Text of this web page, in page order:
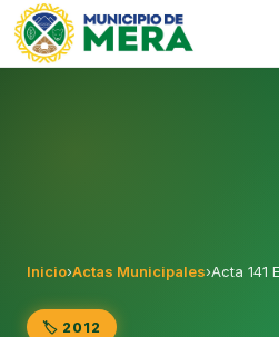
Gobierno Autónomo
Inicio›Actas Municipales›Acta 141
🏷️ 2012